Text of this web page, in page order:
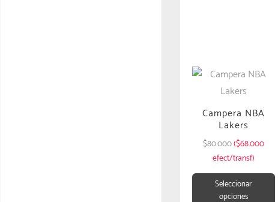
Campera NBA
Lakers
$80.000($68.000
efect/transf)
Seleccionar
opciones